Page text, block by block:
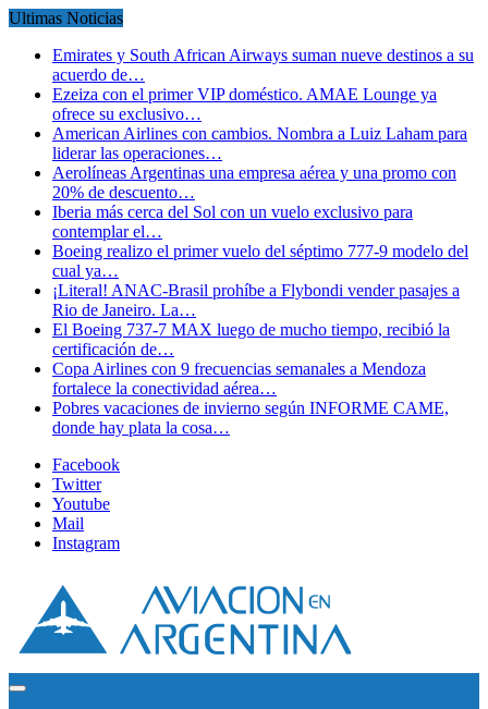
Ultimas Noticias
Emirates y South African Airways suman nueve destinos a su
acuerdo de…
Ezeiza con el primer VIP doméstico. AMAE Lounge ya
ofrece su exclusivo…
American Airlines con cambios. Nombra a Luiz Laham para
liderar las operaciones…
Aerolíneas Argentinas una empresa aérea y una promo con
20% de descuento…
Iberia más cerca del Sol con un vuelo exclusivo para
contemplar el…
Boeing realizo el primer vuelo del séptimo 777-9 modelo del
cual ya…
¡Literal! ANAC-Brasil prohíbe a Flybondi vender pasajes a
Rio de Janeiro. La…
El Boeing 737-7 MAX luego de mucho tiempo, recibió la
certificación de…
Copa Airlines con 9 frecuencias semanales a Mendoza
fortalece la conectividad aérea…
Pobres vacaciones de invierno según INFORME CAME,
donde hay plata la cosa…
Facebook
Twitter
Youtube
Mail
Instagram